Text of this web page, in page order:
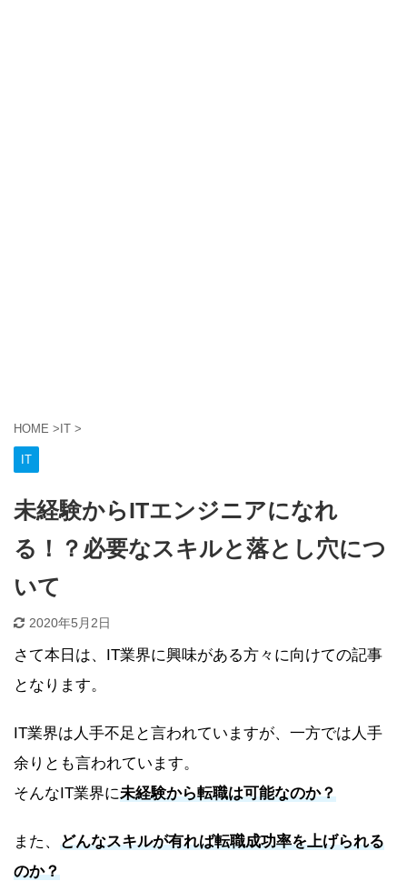
HOME > IT >
IT
未経験からITエンジニアになれ
る！？必要なスキルと落とし穴につ
いて
2020年5月2日
さて本日は、IT業界に興味がある方々に向けての記事
となります。
IT業界は人手不足と言われていますが、一方では人手
余りとも言われています。
そんなIT業界に未経験から転職は可能なのか？
また、 どんなスキルが有れば転職成功率を上げられる
のか？